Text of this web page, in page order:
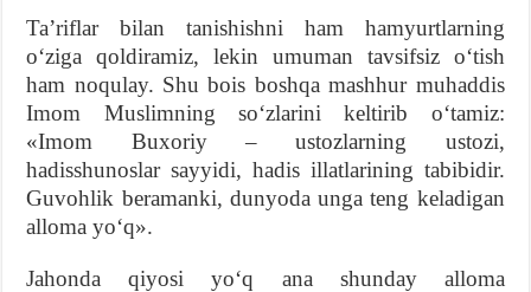
Taʼriflar bilan tanishishni ham hamyurtlarning
oʻziga qoldiramiz, lekin umuman tavsifsiz oʻtish
ham noqulay. Shu bois boshqa mashhur muhaddis
Imom Muslimning soʻzlarini keltirib oʻtamiz:
«Imom Buxoriy – ustozlarning ustozi,
hadisshunoslar sayyidi, hadis illatlarining tabibidir.
Guvohlik beramanki, dunyoda unga teng keladigan
alloma yoʻq».
Jahonda qiyosi yoʻq ana shunday alloma